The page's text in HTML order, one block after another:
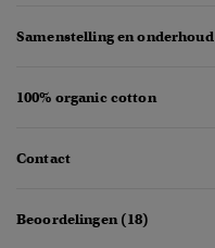
Samenstelling en onderhoud
100% organic cotton
Contact
Beoordelingen (18)